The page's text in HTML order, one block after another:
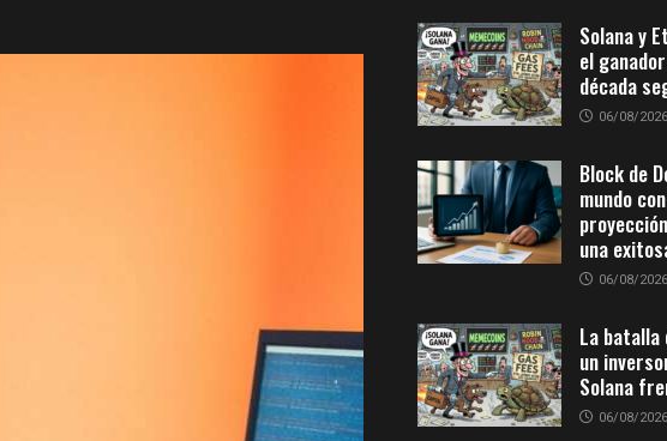
Solana y
el
década
06/08/2026
Block de
mundo
una
06/08/2026
La
un
Solana
06/08/2026